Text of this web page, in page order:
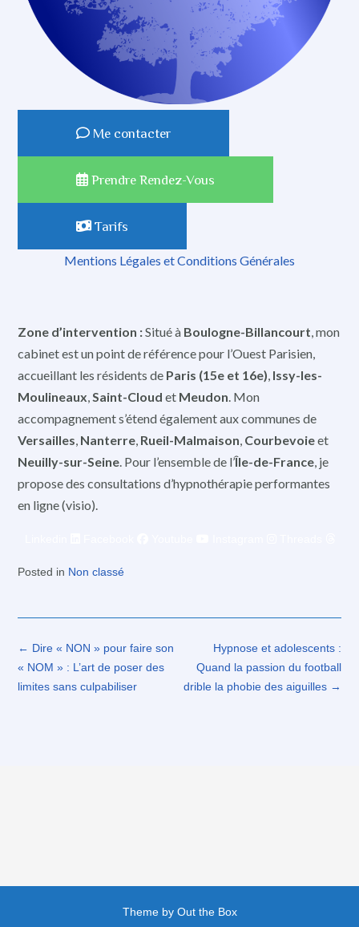
Me contacter
Prendre Rendez-Vous
Tarifs
Mentions Légales et Conditions Générales
Zone d’intervention :Situé à Boulogne-Billancourt , mon
cabinet est un point de référence pour l’Ouest Parisien,
accueillant les résidents de Paris (15e et 16e) Issy-les-
Moulineaux Saint-Cloud et Meudon . Mon
accompagnement s’étend également aux communes de
Versailles Nanterre Rueil-Malmaison Courbevoieet
Neuilly-sur-Seine . Pour l’ensemble de l’Île-de-France , je
propose des consultations d’hypnothérapie performantes
en ligne (visio).
Posted in Non classé
Post
navigation
Hypnose et adolescents :
Quand la passion du football
drible la phobie des aiguilles →
← Dire « NON » pour faire son
« NOM » : L’art de poser des
limites sans culpabiliser
Theme by Out the Box